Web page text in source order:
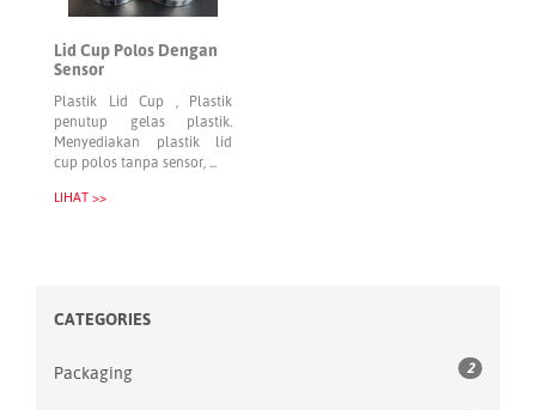
Lid Cup Polos Dengan
Sensor
Plastik Lid Cup , Plastik
penutup gelas plastik.
Menyediakan plastik lid
cup polos tanpa sensor, ...
LIHAT >>
CATEGORIES
Packaging 2